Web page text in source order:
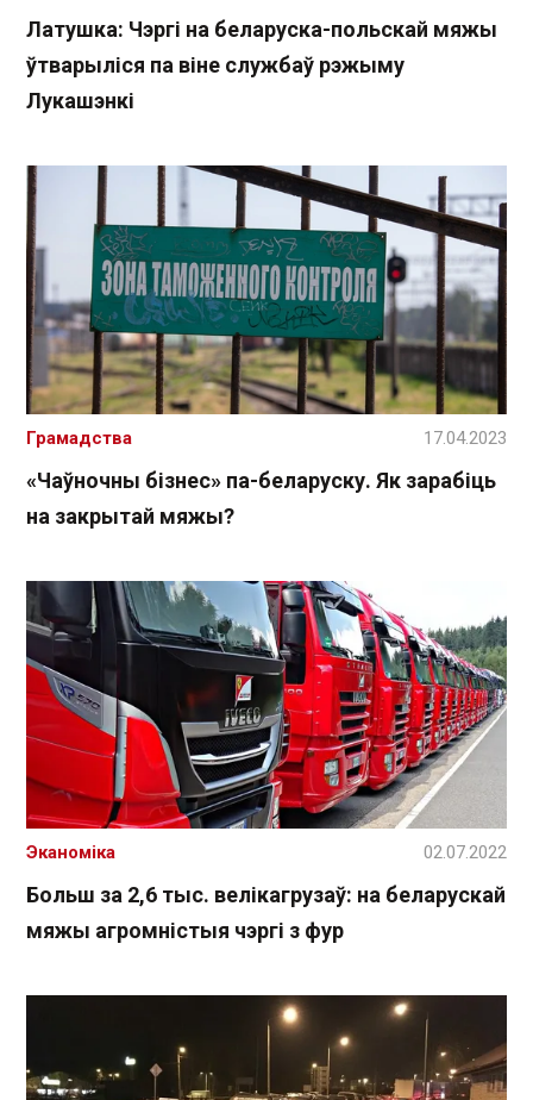
Латушка: Чэргі на беларуска-польскай мяжы
ўтварыліся па віне службаў рэжыму
Лукашэнкі
«Чаўночны бізнес» па-беларуску. Як зарабіць
на закрытай мяжы?
Грамадства 17.04.2023
Больш за 2,6 тыс. велікагрузаў: на беларускай
мяжы агромністыя чэргі з фур
Эканоміка 02.07.2022